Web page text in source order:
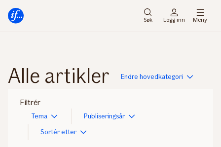
innhold
Søk Logg inn Meny
Alle artikler Endre hovedkategori
Filtrér
Tema
Publiseringsår
Sortér etter